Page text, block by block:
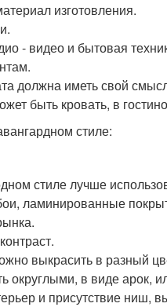
изготовления.
- видео и бытовая
должна иметь свой
быть кровать, в
стиле:
стиле лучше
ламинированные
выкрасить в разный
округлыми, в виде арок,
и присутствие ниш,